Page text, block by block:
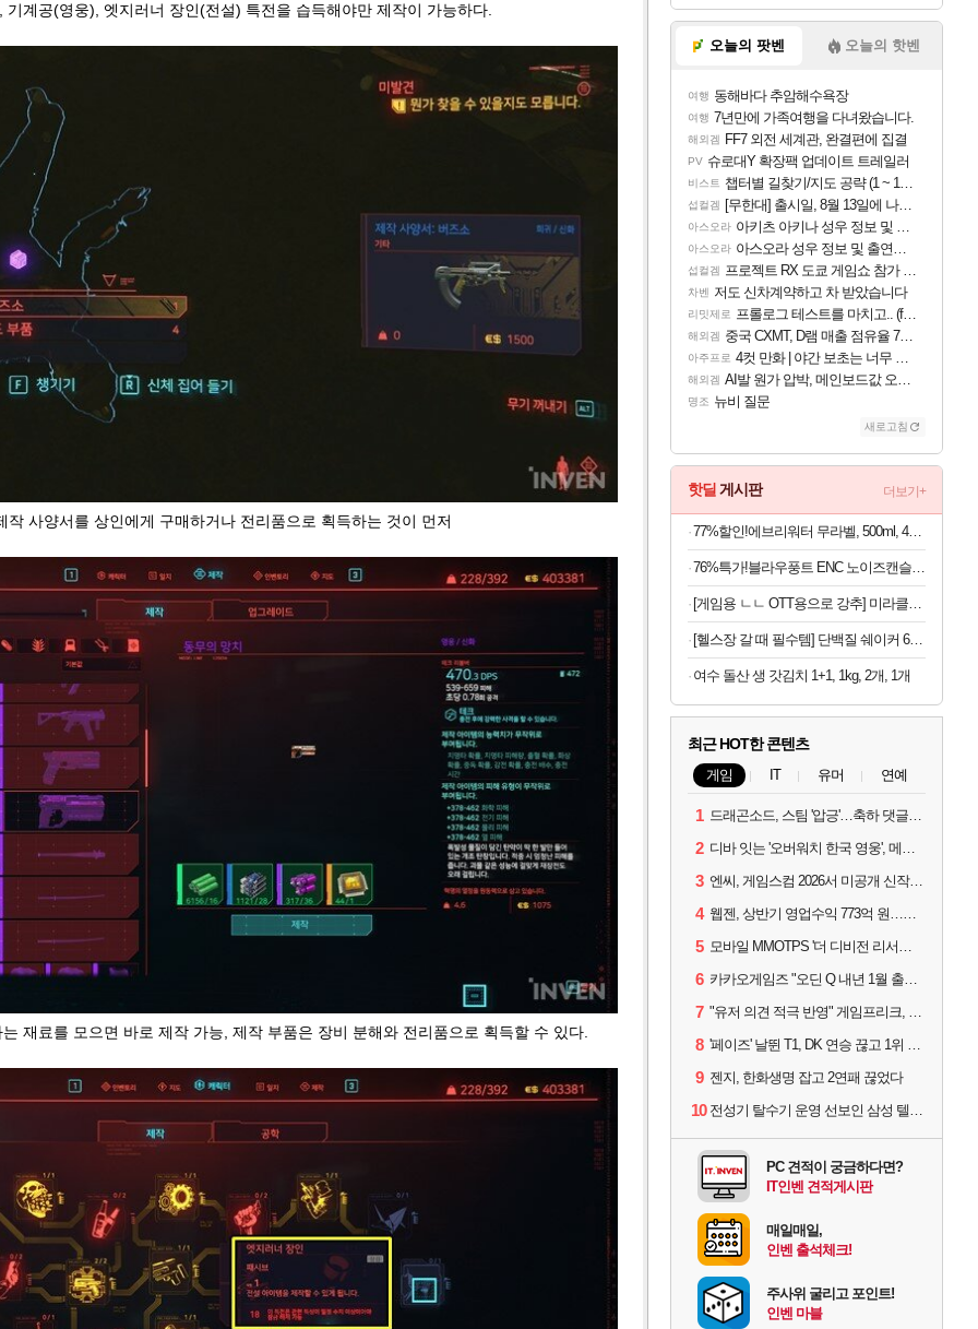
계공(영웅), 엣지러너 장인(전설) 특전을 습득해야만 제작이 가능하다.
사양서를 상인에게 구매하거나 전리품으로 획득하는 것이 먼저
재료를 모으면 바로 제작 가능, 제작 부품은 장비 분해와 전리품으로 획득할 수 있다.
오늘의 팟벤 오늘의 핫벤
여행 동해바다 추암해수욕장
여행 7년만에 가족여행을 다녀왔습니다.
해외겜 FF7 외전 세계관, 완결편에 집결
PV 슈로대Y 확장팩 업데이트 트레일러
비스트 챕터별 길찾기/지도 공략 (1 ~ 12장)
섭컬겜 [무한대] 출시일, 8월 13일에 나오나
아스오라 아키츠 아키나 성우 정보 및 주요 필모
아스오라 아스오라 성우 정보 및 출연작 모음
섭컬겜 프로젝트 RX 도쿄 게임쇼 참가 결정
차벤 저도 신차계약하고 차 받았습니다
리밋제로 프롤로그 테스트를 마치고.. (feat. 리아)
해외겜 중국 CXMT, D램 매출 점유율 7%…글로벌 4위로 부상
아주프로 4컷 만화 | 야간 보초는 너무 힘들어
해외겜 AI발 원가 압박, 메인보드값 오르나
명조 뉴비 질문
새로고침
핫딜 게시판 더보기+
77%할인!에브리워터 무라벨, 500ml, 40개
76%특가!블라우풍트 ENC 노이즈캔슬링 블루투스5.4 무선이어폰
[게임용 ㄴㄴ OTT용으로 강추] 미라클엠 10.1인치 태블릿
[헬스장 갈 때 필수템] 단백질 쉐이커 600ml
여수 돌산 생 갓김치 1+1, 1kg, 2개, 1개
최근 HOT한 콘텐츠
게임 IT 유머 연예
1 드래곤소드, 스팀 '압긍'…축하 댓글 달고 게임 코드 받자!
2 디바 잇는 '오버워치 한국 영웅', 메카 파일럿 디몬 나온다
3 엔씨, 게임스컴 2026서 미공개 신작 최초 공개
4 웹젠, 상반기 영업수익 773억 원…순이익 89% 증가
5 모바일 MMOTPS '더 디비전 리서전스', 6일 스팀에도 출시
6 카카오게임즈 "오딘 Q 내년 1월 출시, 연기는 없다"
7 "유저 의견 적극 반영" 게임프리크, 비스트 오브 리인카네이션 개선 나선다
8 '페이즈' 날뛴 T1, DK 연승 끊고 1위 지켜
9 젠지, 한화생명 잡고 2연패 끊었다
10 전성기 탈수기 운영 선보인 삼성 텔레콤, 3:0 완승
PC 견적이 궁금하다면?
IT인벤 견적게시판
매일매일,
인벤 출석체크!
주사위 굴리고 포인트!
인벤 마블